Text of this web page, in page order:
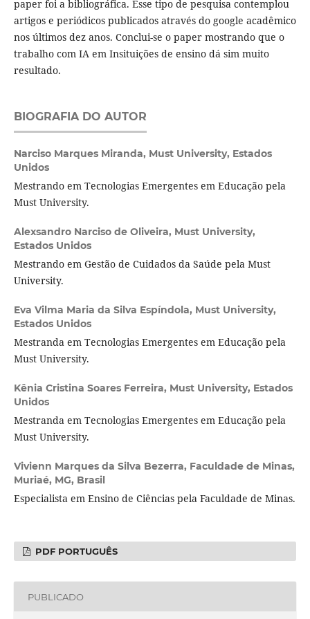
paper foi a bibliográfica. Esse tipo de pesquisa contemplou
artigos e periódicos publicados através do google acadêmico
nos últimos dez anos. Conclui-se o paper mostrando que o
trabalho com IA em Insituições de ensino dá sim muito
resultado.
BIOGRAFIA DO AUTOR
Narciso Marques Miranda, Must University, Estados
Unidos
Mestrando em Tecnologias Emergentes em Educação pela
Must University.
Alexsandro Narciso de Oliveira, Must University,
Estados Unidos
Mestrando em Gestão de Cuidados da Saúde pela Must
University.
Eva Vilma Maria da Silva Espíndola, Must University,
Estados Unidos
Mestranda em Tecnologias Emergentes em Educação pela
Must University.
Kênia Cristina Soares Ferreira, Must University, Estados
Unidos
Mestranda em Tecnologias Emergentes em Educação pela
Must University.
Vivienn Marques da Silva Bezerra, Faculdade de Minas,
Muriaé, MG, Brasil
Especialista em Ensino de Ciências pela Faculdade de Minas.
PDF PORTUGUÊS
PUBLICADO